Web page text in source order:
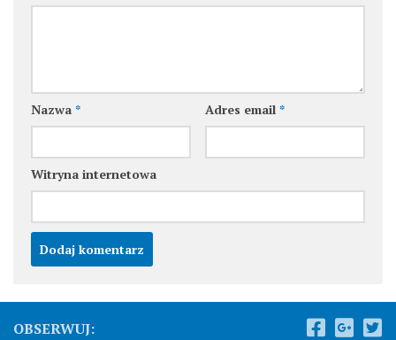
Nazwa * Adres email *
Witryna internetowa
OBSERWUJ: